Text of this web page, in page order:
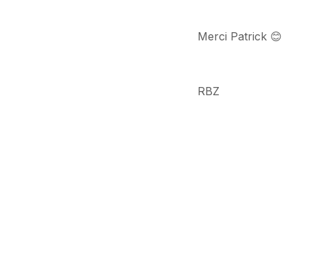
Merci Patrick 😊
RBZ